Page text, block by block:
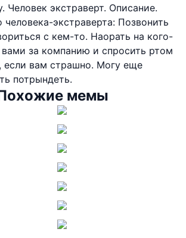
Человек экстраверт. Описание.
человека-экстраверта: Позвонить
с кем-то. Наорать на кого-
за компанию и спросить ртом
если вам страшно. Могу еще
потрындеть.
мемы